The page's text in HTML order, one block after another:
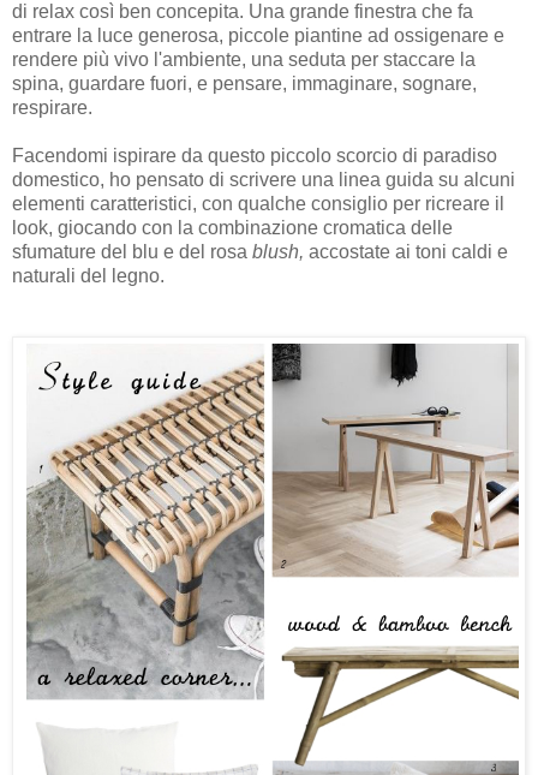
di relax così ben concepita. Una grande finestra che fa
entrare la luce generosa, piccole piantine ad ossigenare e
rendere più vivo l'ambiente, una seduta per staccare la
spina, guardare fuori, e pensare, immaginare, sognare,
respirare.
Facendomi ispirare da questo piccolo scorcio di paradiso
domestico, ho pensato di scrivere una linea guida su alcuni
elementi caratteristici, con qualche consiglio per ricreare il
look, giocando con la combinazione cromatica delle
sfumature del blu e del rosa blush, accostate ai toni caldi e
naturali del legno.